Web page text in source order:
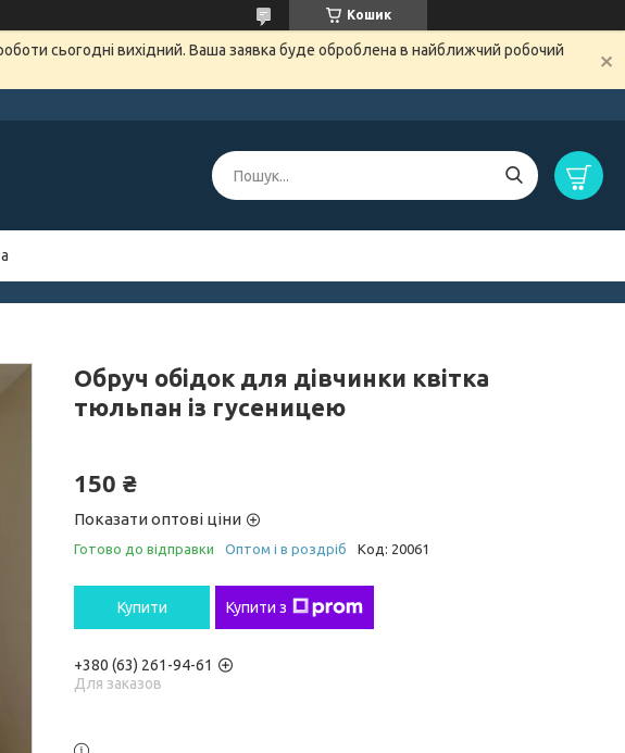
Кошик
сьогодні вихідний. Ваша заявка буде оброблена в найближчий робочий
Обруч обідок для дівчинки квітка
тюльпан із гусеницею
150 ₴
Показати оптові ціни
Готово до відправки Оптом і в роздріб Код: 20061
Купити Купити з
+380 (63) 261-94-61
Для заказов